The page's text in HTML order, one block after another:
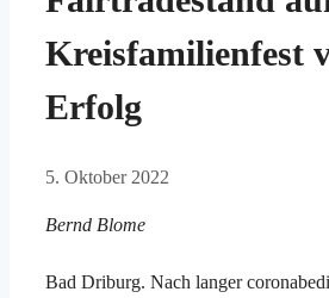
Kreisfamilienfest
Erfolg
5. Oktober 2022
Bernd Blome
Bad Driburg. Nach langer